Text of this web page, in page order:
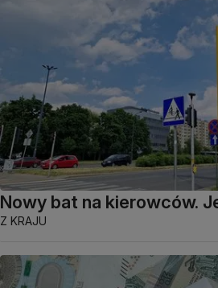
Nowy bat na kierowców.
Z KRAJU